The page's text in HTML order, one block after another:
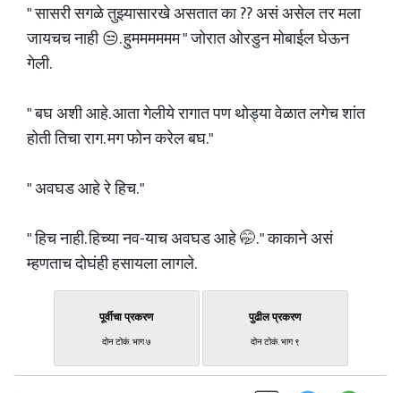
" सासरी सगळे तुझ्यासारखे असतात का ?? असं असेल तर मला
जायचच नाही 😒. हु्मममममम " जोरात ओरडुन मोबाईल घेऊन
गेली.
" बघ अशी आहे. आता गेलीये रागात पण थोड्या वेळात लगेच शांत
होती तिचा राग. मग फोन करेल बघ."
" अवघड आहे रे हिच. "
" हिच नाही. हिच्या नव-याच अवघड आहे 🤭. " काकाने असं
म्हणताच दोघंही हसायला लागले.
पूर्वीचा प्रकरण
दोन टोकं. भाग ७
पुढील प्रकरण
दोन टोकं. भाग ९